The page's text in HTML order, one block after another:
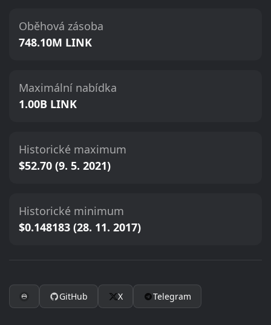
Oběhová zásoba
748.10M LINK
Maximální nabídka
1.00B LINK
Historické maximum
$52.70 (9. 5. 2021)
Historické minimum
$0.148183 (28. 11. 2017)
GitHub X Telegram